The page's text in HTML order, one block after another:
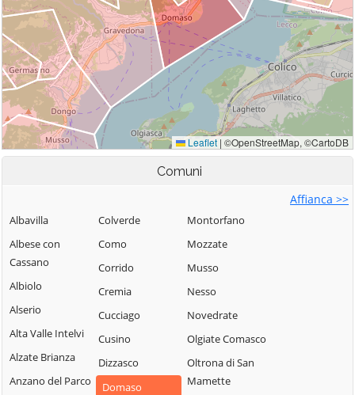
Comuni
Affianca >>
Albavilla
Albese con
Cassano
Albiolo
Alserio
Alta Valle Intelvi
Alzate Brianza
Anzano del Parco
Colverde
Como
Corrido
Cremia
Cucciago
Cusino
Dizzasco
Domaso
Montorfano
Mozzate
Musso
Nesso
Novedrate
Olgiate Comasco
Oltrona di San
Mamette